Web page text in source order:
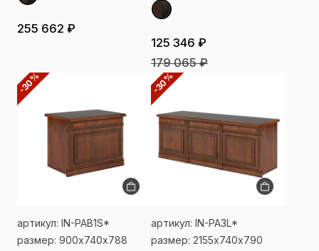
255 662 ₽
125 346 ₽
179 065 ₽
-30%
артикул: IN-PAB1S*
размер: 900х740х788
-30%
артикул: IN-PA3L*
размер: 2155х740х790